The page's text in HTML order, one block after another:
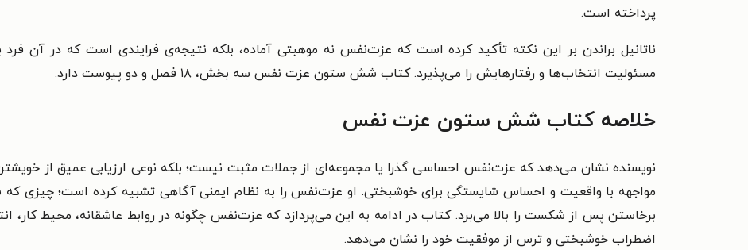
پرداخته است.
ناتانیل براندن بر این نکته تأکید کرده است که عزت‌نفس نه موهبتی آماده، بلکه نتیجه‌ی فرایندی است که در آن
مسئولیت انتخاب‌ها و رفتارهایش را می‌پذیرد. کتاب شش ستون عزت نفس سه بخش، ۱۸ فصل و دو پیوست دارد.
خلاصه کتاب شش ستون عزت نفس
نویسنده نشان می‌دهد که عزت‌نفس احساسی گذرا یا مجموعه‌ای از جملات مثبت نیست؛ بلکه نوعی ارزیابی عمیق از
مواجهه با واقعیت و احساس شایستگی برای خوشبختی. او عزت‌نفس را به نظام ایمنی آگاهی تشبیه کرده است؛ چیزی
برخاستن پس از شکست را بالا می‌برد. کتاب در ادامه به این می‌پردازد که عزت‌نفس چگونه در روابط عاشقانه، محیط کار،
اضطراب خوشبختی و ترس از موفقیت خود را نشان می‌دهد.